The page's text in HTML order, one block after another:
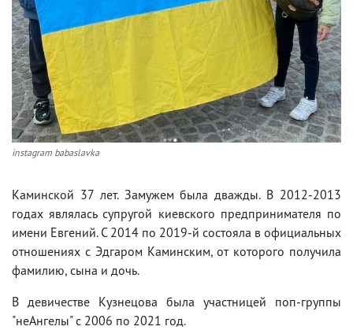
instagram babaslavka
Каминской 37 лет. Замужем была дважды. В 2012-2013
годах являлась супругой киевского предпринимателя по
имени Евгений. С 2014 по 2019-й состояла в официальных
отношениях с Эдгаром Каминским, от которого получила
фамилию, сына и дочь.
В девичестве Кузнецова была участницей поп-группы
"неАнгелы" с 2006 по 2021 год.